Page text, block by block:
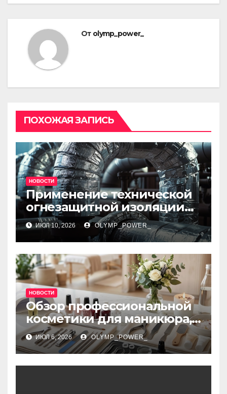
От olymp_power_
ПОХОЖАЯ ЗАПИСЬ
НОВОСТИ
Применение технической
огнезащитной изоляции
для промышленных
объектов и нормативные
требования
ИЮЛ 10, 2026 OLYMP_POWER_
НОВОСТИ
Обзор профессиональной
косметики для маникюра,
педикюра, наращивания
ресниц и дизайна ногтей
ИЮЛ 6, 2026 OLYMP_POWER_